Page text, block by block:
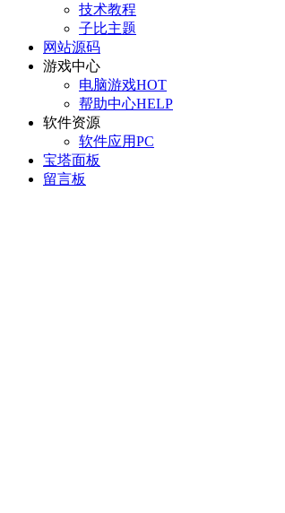
技术教程
子比主题
网站源码
游戏中心
电脑游戏HOT
帮助中心HELP
软件资源
软件应用PC
宝塔面板
留言板